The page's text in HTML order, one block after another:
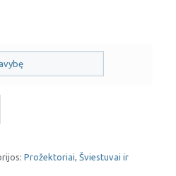
Prožektoriai, Šviestuvai ir